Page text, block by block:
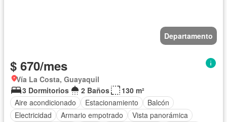
Departamento
$ 670/mes
Vía La Costa, Guayaquil
3 Dormitorios
2 Baños
130 m²
Aire acondicionado
Estacionamiento
Balcón
Electricidad
Armario empotrado
Vista panorámica